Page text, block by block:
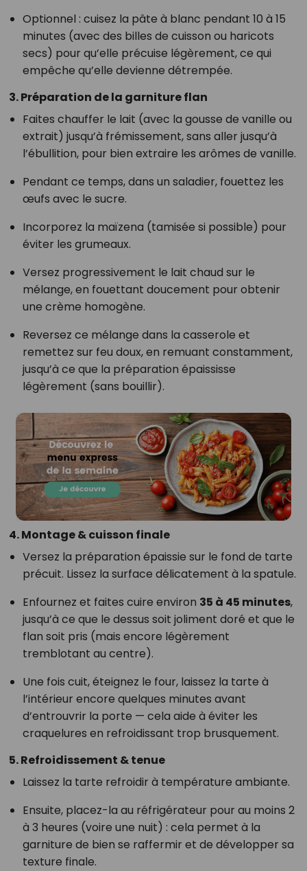
Optionnel : cuisez la pâte à blanc pendant 10 à 15
minutes (avec des billes de cuisson ou haricots
secs) pour qu’elle précuise légèrement, ce qui
empêche qu’elle devienne détrempée.
3. Préparation de la garniture flan
Faites chauffer le lait (avec la gousse de vanille ou
extrait) jusqu’à frémissement, sans aller jusqu’à
l’ébullition, pour bien extraire les arômes de vanille.
Pendant ce temps, dans un saladier, fouettez les
œufs avec le sucre.
Incorporez la maïzena (tamisée si possible) pour
éviter les grumeaux.
Versez progressivement le lait chaud sur le
mélange, en fouettant doucement pour obtenir
une crème homogène.
Reversez ce mélange dans la casserole et
remettez sur feu doux, en remuant constamment,
jusqu’à ce que la préparation épaississe
légèrement (sans bouillir).
4. Montage & cuisson finale
Versez la préparation épaissie sur le fond de tarte
précuit. Lissez la surface délicatement à la spatule.
Enfournez et faites cuire environ 35 à 45 minutes,
jusqu’à ce que le dessus soit joliment doré et que le
flan soit pris (mais encore légèrement
tremblotant au centre).
Une fois cuit, éteignez le four, laissez la tarte à
l’intérieur encore quelques minutes avant
d’entrouvrir la porte — cela aide à éviter les
craquelures en refroidissant trop brusquement.
5. Refroidissement & tenue
Laissez la tarte refroidir à température ambiante.
Ensuite, placez-la au réfrigérateur pour au moins 2
à 3 heures (voire une nuit) : cela permet à la
garniture de bien se raffermir et de développer sa
texture finale.